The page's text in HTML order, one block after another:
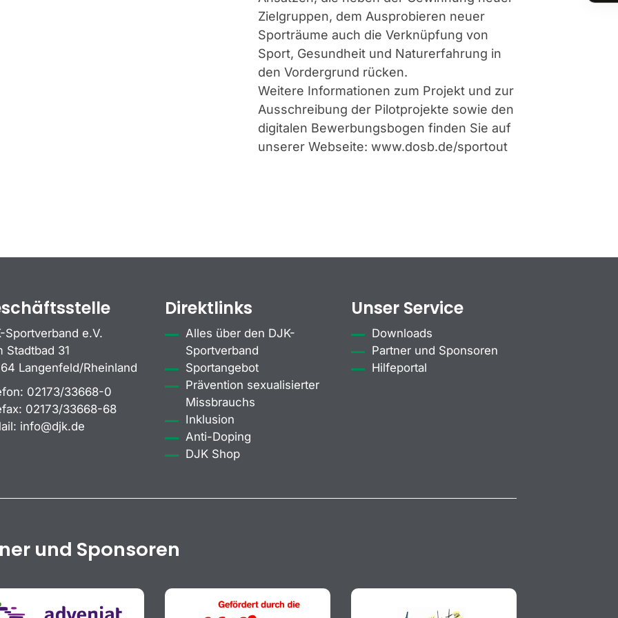
Zielgruppen, dem Ausprobieren neuer
Sporträume auch die Verknüpfung von
Sport, Gesundheit und Naturerfahrung in
den Vordergrund rücken.
Weitere Informationen zum Projekt und zur
Ausschreibung der Pilotprojekte sowie den
digitalen Bewerbungsbogen finden Sie auf
unserer Webseite: www.dosb.de/sportout
Sportverband e.V.
Stadtbad 31
Langenfeld/Rheinland
02173/33668-0
02173/33668-68
info@djk.de
Direktlinks
Alles über den DJK-
Sportverband
Sportangebot
Prävention sexualisierter
Missbrauchs
Inklusion
Anti-Doping
DJK Shop
Unser Service
Downloads
Partner und Sponsoren
Hilfeportal
und Sponsoren